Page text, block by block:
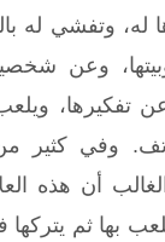
له، وتفشي له
وعن
تفكيرها،
وفي كثير
أن هذه
بها ثم